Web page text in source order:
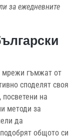
за ежедневните
мрежи гъмжат от
споделят своя
на
методи за
да
общото си